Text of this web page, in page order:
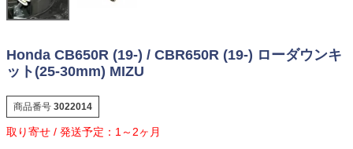
Honda CB650R (19-) / CBR650R (19-) ローダウンキ
ット(25-30mm) MIZU
商品番号 3022014
1～2ヶ月